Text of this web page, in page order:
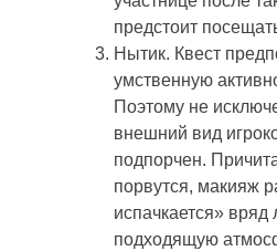
предстоит
Нытик. Квест
умственную
Поэтому не
внешний вид
подпорчен.
порвутся, макияж
испачкается» вряд
подходящую